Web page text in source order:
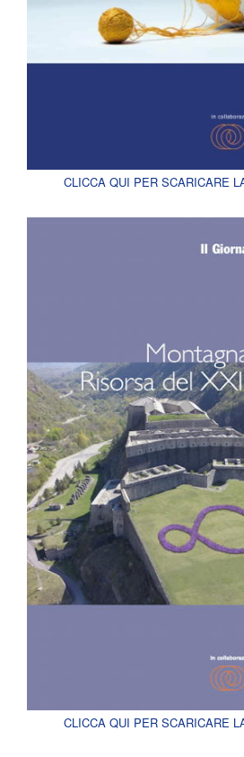
CLICCA QUI PER SCARICARE
CLICCA QUI PER SCARICARE